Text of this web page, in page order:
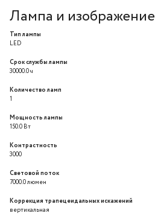
Лампа и изображение
Тип лампы
LED
Срок службы лампы
30000.0 ч
Количество ламп
1
Мощность лампы
150.0 Вт
Контрастность
3000
Световой поток
7000.0 люмен
Коррекция трапецеидальных искажений
вертикальная